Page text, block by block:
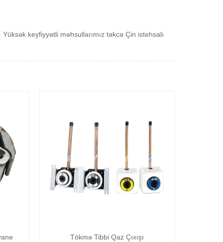
keyfiyyətli məhsullarımız təkcə Çin istehsalı
Tökmə Tibbi Qaz Çıxışı